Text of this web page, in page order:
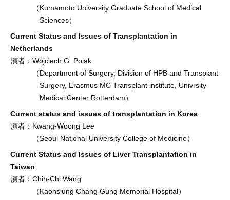
（Kumamoto University Graduate School of Medical
Sciences）
Current Status and Issues of Transplantation in
Netherlands
演者： Wojciech G. Polak
（Department of Surgery, Division of HPB and Transplant
Surgery, Erasmus MC Transplant institute, Univrsity
Medical Center Rotterdam）
Current status and issues of transplantation in Korea
演者： Kwang-Woong Lee
（Seoul National University College of Medicine）
Current Status and Issues of Liver Transplantation in
Taiwan
演者： Chih-Chi Wang
（Kaohsiung Chang Gung Memorial Hospital）